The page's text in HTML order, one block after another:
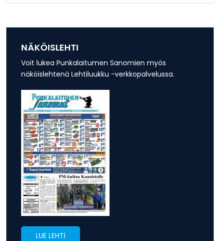
NÄKÖISLEHTI
Voit lukea Punkalaitumen Sanomien myös
näköislehtenä Lehtiluukku -verkkopalvelussa.
LUE LEHTI